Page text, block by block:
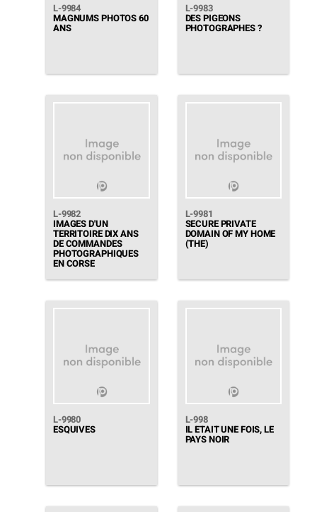
L-9984
MAGNUMS PHOTOS 60
ANS
L-9983
DES PIGEONS
PHOTOGRAPHES ?
L-9982
IMAGES D'UN
TERRITOIRE DIX ANS
DE COMMANDES
PHOTOGRAPHIQUES
EN CORSE
L-9981
SECURE PRIVATE
DOMAIN OF MY HOME
(THE)
L-9980
ESQUIVES
L-998
IL ETAIT UNE FOIS, LE
PAYS NOIR